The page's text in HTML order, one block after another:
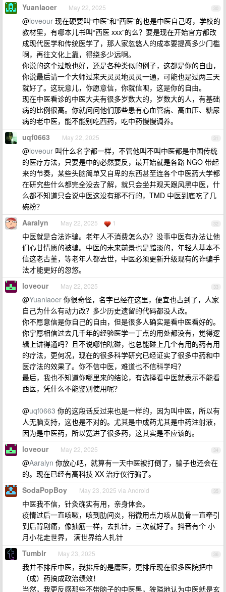
30
Yuanlaoer May 22, 2025
@loveour 现在硬要叫“中医”和“西医”的也是中医自己呀，学校的
教材里，有哪本儿书叫“西医 xxx”的么？要是现在开始官方都改
成现代医学和传统医学了，那人家忽悠人的成本要提高多少门槛
啊，再往文化上靠，得绕多少远啊。
你说的这个过敏也好，还是各种类似的例子，这都是你的自由，
你说最后请一个大师过来天灵灵地灵灵一通，可能也是过两三天
就好了。这玩意儿，你愿意信，你就信呗，这是你的自由。
现在中医看诊的中医大夫有很多岁数大的，岁数大的人，有基础
病的比例很高。你就问问他们那些患有心血管病、高血压、糖尿
病的老中医，能不能别吃西药，吃中药慢慢调养。
31
uqf0663 May 22, 2025
@loveour 叫什么名字都一样，不管他叫不叫中医都是中国传统
的医疗方法，只要是中的必然要反，最开始就是各路 NGO 带起
来的节奏，某些头脑简单又自卑的东西甚至连各个中医药大学都
在研究些什么都完全没去了解，就只会坐井观天跟风黑中医，什
么都不知道只会说中医这没有那不行的，TMD 中医到底吃了几
碗粉？
32
Aaralyn May 22, 2025 1
中医就是合法诈骗。老年人不消费怎么办？没事中医有办法让他
们心甘情愿的被骗。中医的未来前景也是黯淡的，年轻人基本不
信这老古董，等老年人都去世，中医必须更新升级现有的诈骗手
法才能更好的忽悠。
33
loveour May 22, 2025
@Yuanlaoer 你很奇怪，名字已经在这里，便宜也占到了，人家
自己为什么有动力改？多少历史遗留的代码都没人改。
你不愿意信是你自己的自由，但是很多人确实是看中医看好的。
你宁愿相信过去几千年的经验医学一丁点的用处都没有，觉得逻
辑上讲得通吗？且不说哪怕瞎碰，也总能碰上几个有用的药有用
的疗法，更何况，现在的很多科学研究已经证实了很多中药和中
医疗法的效果了。你不信中医，难道也不信科学吗？
最后，我也不知道你哪里来的结论，有选择看中医就表示不能看
西医，凭什么不能鉴别使用呢？
@uqf0663 你的这段话反过来也是一样的，因为叫中医，所以有
人无脑支持，这也是不对的。尤其是中成药尤其是中药注射液，
因为是中医药，所以宽进了很多药，这其实是不应该的。
34
loveour May 22, 2025
@Aaralyn 你放心吧，就算有一天中医被打倒了，骗子也还会在
的。现在已经有高科技 XX 治疗仪行骗了。
35
SodaPopBoy May 23, 2025 via Android
中医我不信，针灸确实有用，亲身体会。
疫情过后一直咳嗽，咳到肋间炎，稍微用点力咳从肋骨一直牵引
到后背剧痛，像抽筋一样，去扎针，三次就好了。抖音有个 小
月小花走世界， 满世界给人扎针
36
Tumblr May 23, 2025
我并不排斥中医，我排斥的是庸医，更排斥现在很多医院把中
（成）药搞成政治绩效！
当然，我更反感那些不带脑子的中医黑，狭隘地认为中医就是玄